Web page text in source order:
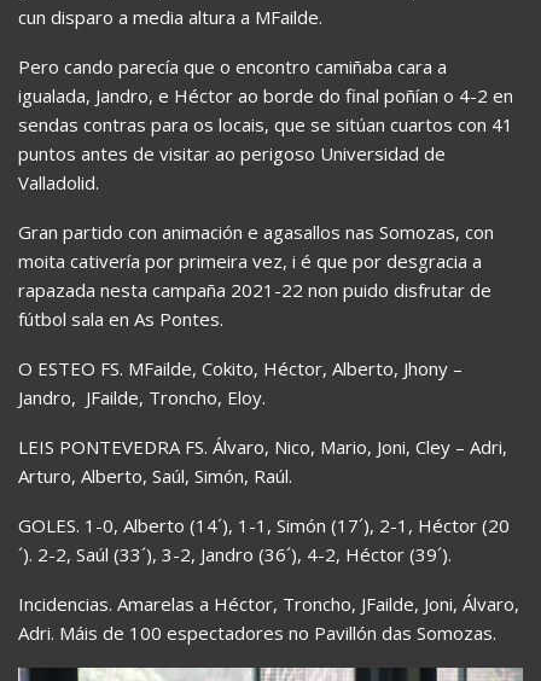
cun disparo a media altura a MFailde.
Pero cando parecía que o encontro camiñaba cara a
igualada, Jandro, e Héctor ao borde do final poñían o 4-2 en
sendas contras para os locais, que se sitúan cuartos con 41
puntos antes de visitar ao perigoso Universidad de
Valladolid.
Gran partido con animación e agasallos nas Somozas, con
moita cativería por primeira vez, i é que por desgracia a
rapazada nesta campaña 2021-22 non puido disfrutar de
fútbol sala en As Pontes.
O ESTEO FS. MFailde, Cokito, Héctor, Alberto, Jhony –
Jandro, JFailde, Troncho, Eloy.
LEIS PONTEVEDRA FS. Álvaro, Nico, Mario, Joni, Cley – Adri,
Arturo, Alberto, Saúl, Simón, Raúl.
GOLES. 1-0, Alberto (14´), 1-1, Simón (17´), 2-1, Héctor (20
´). 2-2, Saúl (33´), 3-2, Jandro (36´), 4-2, Héctor (39´).
Incidencias. Amarelas a Héctor, Troncho, JFailde, Joni, Álvaro,
Adri. Máis de 100 espectadores no Pavillón das Somozas.